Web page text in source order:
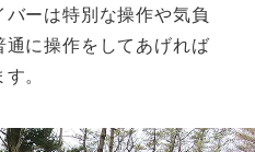
ーは特別な操作や気負
に操作をしてあげれば
。